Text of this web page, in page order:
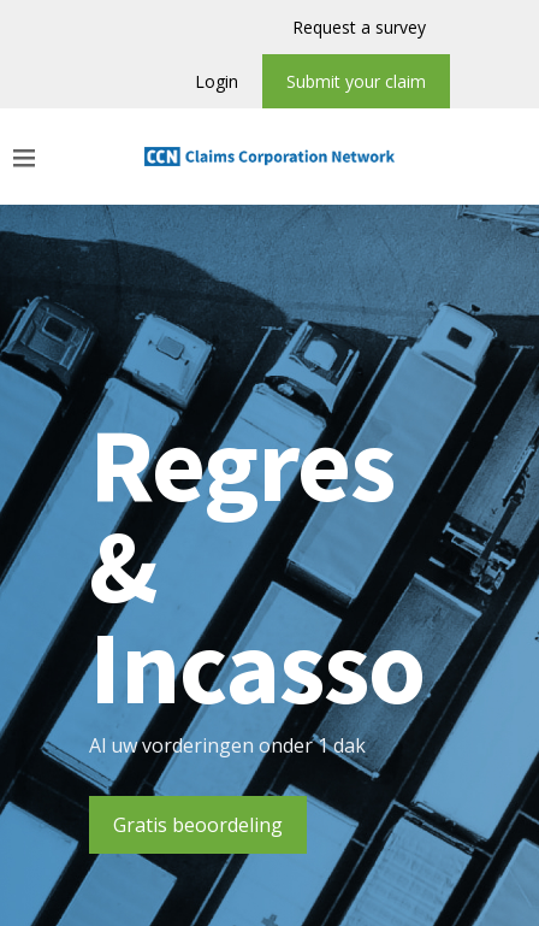
Request a survey
Submit your claim
Login
Regres
&
Incasso
Al uw vorderingen onder 1 dak
Gratis beoordeling